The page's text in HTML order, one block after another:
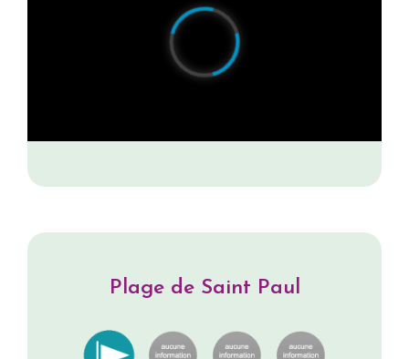
Plage de Saint Paul